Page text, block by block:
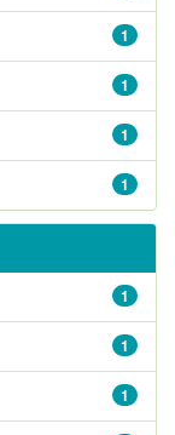
1
1
1
1
1
1
1